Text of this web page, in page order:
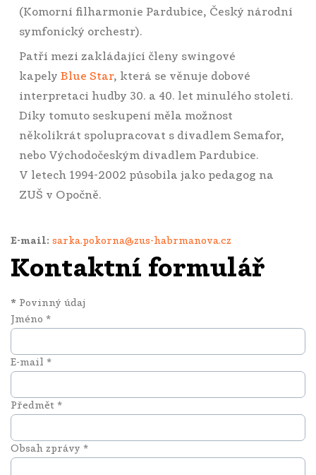
(Komorní filharmonie Pardubice, Český národní
symfonický orchestr).
Patří mezi zakládající členy swingové
kapely Blue Star, která se věnuje dobové
interpretaci hudby 30. a 40. let minulého století.
Díky tomuto seskupení měla možnost
několikrát spolupracovat s divadlem Semafor,
nebo Východočeským divadlem Pardubice.
V letech 1994-2002 působila jako pedagog na
ZUŠ v Opočně.
E-mail: sarka.pokorna@zus-habrmanova.cz
Kontaktní formulář
* Povinný údaj
Jméno *
E-mail *
Předmět *
Obsah zprávy *